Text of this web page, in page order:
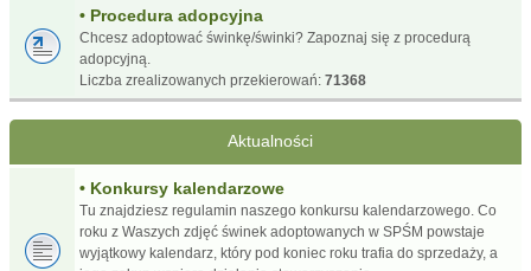
• Procedura adopcyjna
Chcesz adoptować świnkę/świnki? Zapoznaj się z procedurą
adopcyjną.
Liczba zrealizowanych przekierowań: 71368
Aktualności
• Konkursy kalendarzowe
Tu znajdziesz regulamin naszego konkursu kalendarzowego. Co
roku z Waszych zdjęć świnek adoptowanych w SPŚM powstaje
wyjątkowy kalendarz, który pod koniec roku trafia do sprzedaży, a